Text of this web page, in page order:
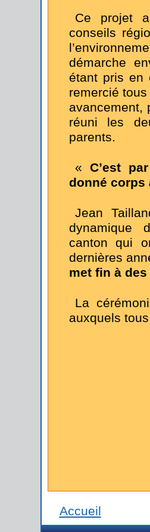
Ce projet
conseils
démarche
étant pris en
remercié
avancement,
réuni les
parents.
« C’est
donné corps
Jean
dynamique
canton qui
dernières
met fin à
La
auxquels
Accueil